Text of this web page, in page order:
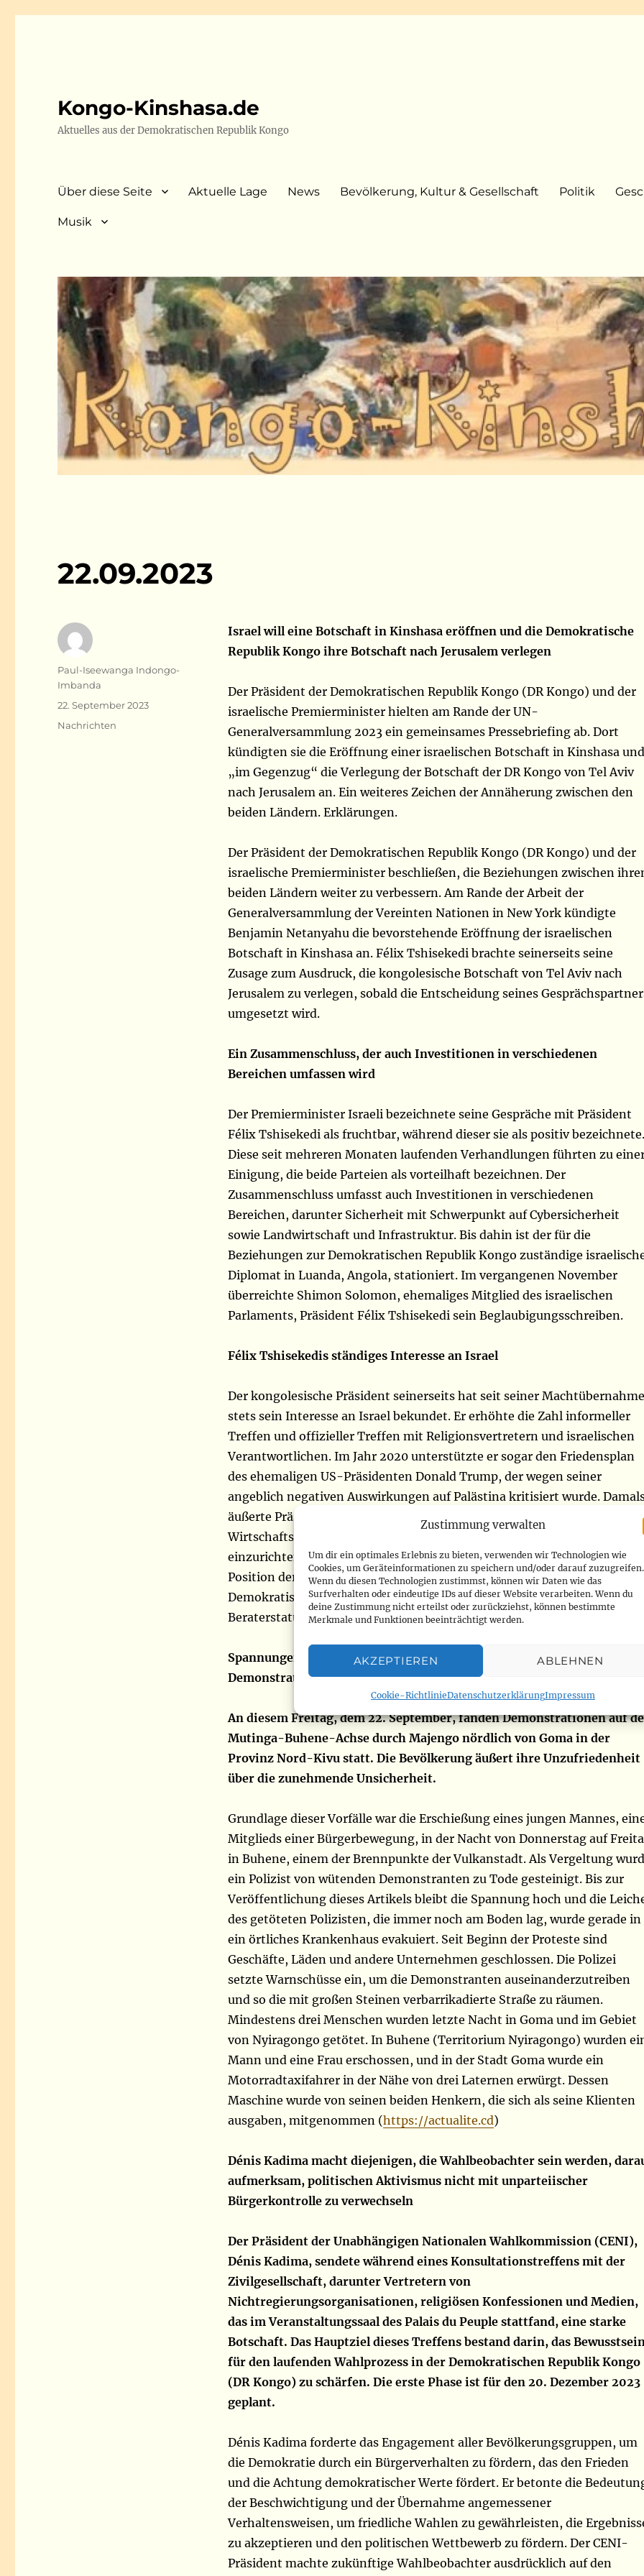
Zustimmung verwalten
Um dir ein optimales Erlebnis zu bieten, verwenden wir Technologien wie
Cookies, um Geräteinformationen zu speichern und/oder darauf zuzugreifen.
Wenn du diesen Technologien zustimmst, können wir Daten wie das
Surfverhalten oder eindeutige IDs auf dieser Website verarbeiten. Wenn du
deine Zustimmung nicht erteilst oder zurückziehst, können bestimmte
Merkmale und Funktionen beeinträchtigt werden.
AKZEPTIEREN ABLEHNEN
Cookie-RichtlinieDatenschutzerklärungImpressum
Kongo-Kinshasa.de
Aktuelles aus der Demokratischen Republik Kongo
Über diese Seite Aktuelle Lage News Bevölkerung, Kultur & Gesellschaft Politik
Musik
22.09.2023
Israel will eine Botschaft in Kinshasa eröffnen und die Demokratische
Republik Kongo ihre Botschaft nach Jerusalem verlegen
Der Präsident der Demokratischen Republik Kongo (DR Kongo) und der
israelische Premierminister hielten am Rande der UN-
Generalversammlung 2023 ein gemeinsames Pressebriefing ab. Dort
kündigten sie die Eröffnung einer israelischen Botschaft in Kinshasa und
„im Gegenzug“ die Verlegung der Botschaft der DR Kongo von Tel Aviv
nach Jerusalem an. Ein weiteres Zeichen der Annäherung zwischen den
beiden Ländern. Erklärungen.
Der Präsident der Demokratischen Republik Kongo (DR Kongo) und der
israelische Premierminister beschließen, die Beziehungen zwischen
beiden Ländern weiter zu verbessern. Am Rande der Arbeit der
Generalversammlung der Vereinten Nationen in New York kündigte
Benjamin Netanyahu die bevorstehende Eröffnung der israelischen
Botschaft in Kinshasa an. Félix Tshisekedi brachte seinerseits seine
Zusage zum Ausdruck, die kongolesische Botschaft von Tel Aviv nach
Jerusalem zu verlegen, sobald die Entscheidung seines
umgesetzt wird.
Ein Zusammenschluss, der auch Investitionen in verschiedenen
Bereichen umfassen wird
Der Premierminister Israeli bezeichnete seine Gespräche mit Präsident
Félix Tshisekedi als fruchtbar, während dieser sie als positiv bezeichnete.
Diese seit mehreren Monaten laufenden Verhandlungen führten zu
Einigung, die beide Parteien als vorteilhaft bezeichnen. Der
Zusammenschluss umfasst auch Investitionen in verschiedenen
Bereichen, darunter Sicherheit mit Schwerpunkt auf Cybersicherheit
sowie Landwirtschaft und Infrastruktur. Bis dahin ist der für die
Beziehungen zur Demokratischen Republik Kongo zuständige
Diplomat in Luanda, Angola, stationiert. Im vergangenen November
überreichte Shimon Solomon, ehemaliges Mitglied des israelischen
Parlaments, Präsident Félix Tshisekedi sein Beglaubigungsschreiben.
Félix Tshisekedis ständiges Interesse an Israel
Der kongolesische Präsident seinerseits hat seit seiner Machtübernahme
stets sein Interesse an Israel bekundet. Er erhöhte die Zahl informeller
Treffen und offizieller Treffen mit Religionsvertretern und israelischen
Verantwortlichen. Im Jahr 2020 unterstützte er sogar den Friedensplan
des ehemaligen US-Präsidenten Donald Trump, der wegen seiner
angeblich negativen Auswirkungen auf Palästina kritisiert wurde.
äußerte Präsident Tshisekedi auch seine Absicht, eine
Wirtschaftsabteilung der kongolesischen Botschaft in Jerusalem
einzurichten, und markierte damit eine Abkehr von der offiziellen
Position der Afrikanischen Union. Israel seinerseits sieht in der
Demokratischen Republik Kongo einen potenziellen Partner, um einen
Beraterstatus bei der Afrikanischen Union zu erlangen (www.rfi.fr)
Spannungen in Goma: Ein Polizist stirbt bei einer erneuten
Demonstration gegen die zunehmende Unsicherheit
An diesem Freitag, dem 22. September, fanden Demonstrationen auf
Mutinga-Buhene-Achse durch Majengo nördlich von Goma in der
Provinz Nord-Kivu statt. Die Bevölkerung äußert ihre Unzufriedenheit
über die zunehmende Unsicherheit.
Grundlage dieser Vorfälle war die Erschießung eines jungen Mannes,
Mitglieds einer Bürgerbewegung, in der Nacht von Donnerstag auf
in Buhene, einem der Brennpunkte der Vulkanstadt. Als Vergeltung
ein Polizist von wütenden Demonstranten zu Tode gesteinigt. Bis zur
Veröffentlichung dieses Artikels bleibt die Spannung hoch und die
des getöteten Polizisten, die immer noch am Boden lag, wurde gerade in
ein örtliches Krankenhaus evakuiert. Seit Beginn der Proteste sind
Geschäfte, Läden und andere Unternehmen geschlossen. Die Polizei
setzte Warnschüsse ein, um die Demonstranten auseinanderzutreiben
und so die mit großen Steinen verbarrikadierte Straße zu räumen.
Mindestens drei Menschen wurden letzte Nacht in Goma und im Gebiet
von Nyiragongo getötet. In Buhene (Territorium Nyiragongo) wurden
Mann und eine Frau erschossen, und in der Stadt Goma wurde ein
Motorradtaxifahrer in der Nähe von drei Laternen erwürgt. Dessen
Maschine wurde von seinen beiden Henkern, die sich als seine Klienten
ausgaben, mitgenommen (https://actualite.cd)
Dénis Kadima macht diejenigen, die Wahlbeobachter sein werden,
aufmerksam, politischen Aktivismus nicht mit unparteiischer
Bürgerkontrolle zu verwechseln
Der Präsident der Unabhängigen Nationalen Wahlkommission (CENI),
Dénis Kadima, sendete während eines Konsultationstreffens mit der
Zivilgesellschaft, darunter Vertretern von
Nichtregierungsorganisationen, religiösen Konfessionen und Medien,
das im Veranstaltungssaal des Palais du Peuple stattfand, eine starke
Botschaft. Das Hauptziel dieses Treffens bestand darin, das
für den laufenden Wahlprozess in der Demokratischen Republik Kongo
(DR Kongo) zu schärfen. Die erste Phase ist für den 20. Dezember 2023
geplant.
Dénis Kadima forderte das Engagement aller Bevölkerungsgruppen, um
die Demokratie durch ein Bürgerverhalten zu fördern, das den Frieden
und die Achtung demokratischer Werte fördert. Er betonte die
der Beschwichtigung und der Übernahme angemessener
Verhaltensweisen, um friedliche Wahlen zu gewährleisten, die
zu akzeptieren und den politischen Wettbewerb zu fördern. Der CENI-
Präsident machte zukünftige Wahlbeobachter ausdrücklich auf den
Autor
Paul-Iseewanga Indongo-
Imbanda
Veröffentlicht
22. September 2023
Kategorien
Nachrichten